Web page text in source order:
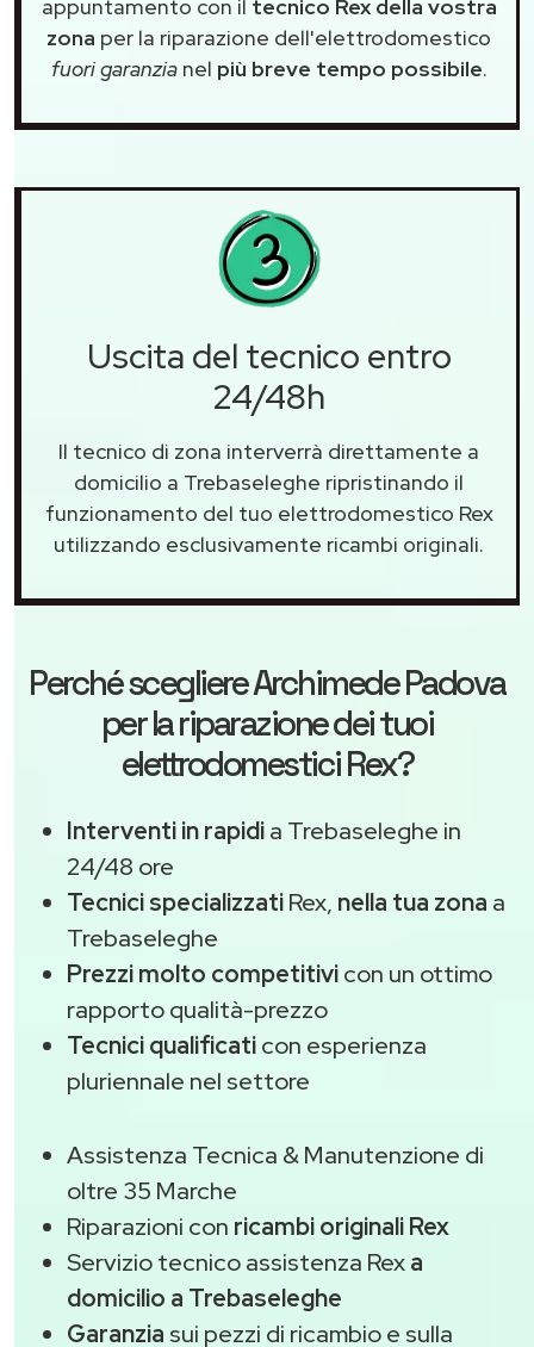
appuntamento con il tecnico Rex della vostra
zona per la riparazione dell'elettrodomestico
fuori garanzianel più breve tempo possibile.
Uscita del tecnico entro
24/48h
Il tecnico di zona interverrà direttamente a
domicilio a Trebaseleghe ripristinando il
funzionamento del tuo elettrodomestico Rex
utilizzando esclusivamente ricambi originali.
Perché scegliereArchimede Padova
per la riparazione dei tuoi
elettrodomestici Rex?
Interventi in rapidia Trebaseleghe in
24/48 ore
Tecnici specializzatiRex, nella tua zona a
Trebaseleghe
Prezzi molto competitivicon un ottimo
rapporto qualità-prezzo
Tecnici qualificaticon esperienza
pluriennale nel settore
Assistenza Tecnica & Manutenzione di
oltre 35 Marche
Riparazioni con ricambi originali Rex
Servizio tecnico assistenza Rexa
domicilio a Trebaseleghe
Garanzia sui pezzi di ricambio e sulla